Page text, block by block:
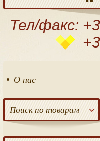
Тел/факс:
О нас
Поиск по товарам